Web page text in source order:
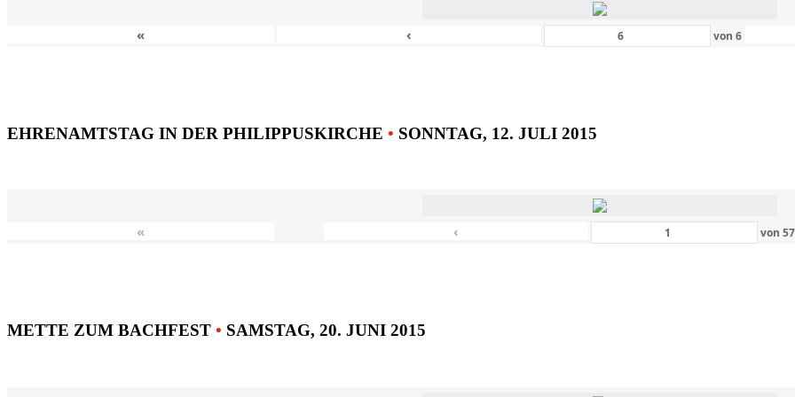
« ‹ von6
EHRENAMTSTAG IN DER PHILIPPUSKIRCHE • SONNTAG, 12. JULI 2015
« ‹ von57
METTE ZUM BACHFEST • SAMSTAG, 20. JUNI 2015